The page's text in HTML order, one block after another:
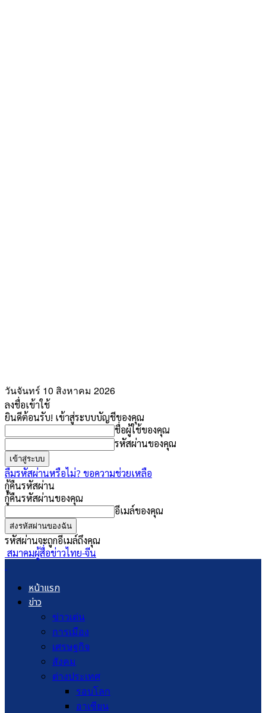
วันจันทร์ 10 สิงหาคม 2026
ลงชื่อเข้าใช้
ยินดีต้อนรับ! เข้าสู่ระบบบัญชีของคุณ
ชื่อผู้ใช้ของคุณ
รหัสผ่านของคุณ
ลืมรหัสผ่านหรือไม่? ขอความช่วยเหลือ
กู้คืนรหัสผ่าน
กู้คืนรหัสผ่านของคุณ
อีเมล์ของคุณ
รหัสผ่านจะถูกอีเมล์ถึงคุณ
สมาคมผู้สื่อข่าวไทย-จีน
หน้าแรก
ข่าว
ข่าวเด่น
การเมือง
เศรษฐกิจ
สังคม
ต่างประเทศ
รอบโลก
อาเซียน